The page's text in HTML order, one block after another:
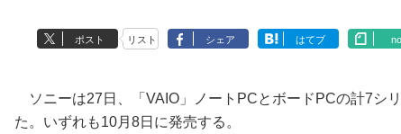
ポスト リスト シェア はてブ
ソニーは27日、「VAIO」ノートPCとボードPCの計7シ
た。いずれも10月8日に発売する。